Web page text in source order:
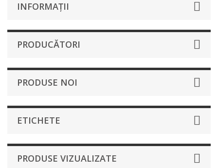
INFORMAŢII
PRODUCĂTORI
PRODUSE NOI
ETICHETE
PRODUSE VIZUALIZATE